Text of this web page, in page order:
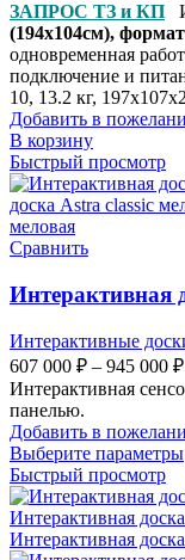
ЗАПРОС ТЗ и КП
(194x104см),
одновременная
подключение и
10, 13.2 кг,
Добавить в
В корзину
Быстрый просмотр
Сравнить
Интерактивная
Интерактивные
607 000 ₽ – 945 000 ₽
Интерактивная
панелью.
Добавить в
Выберите параметры
Быстрый просмотр